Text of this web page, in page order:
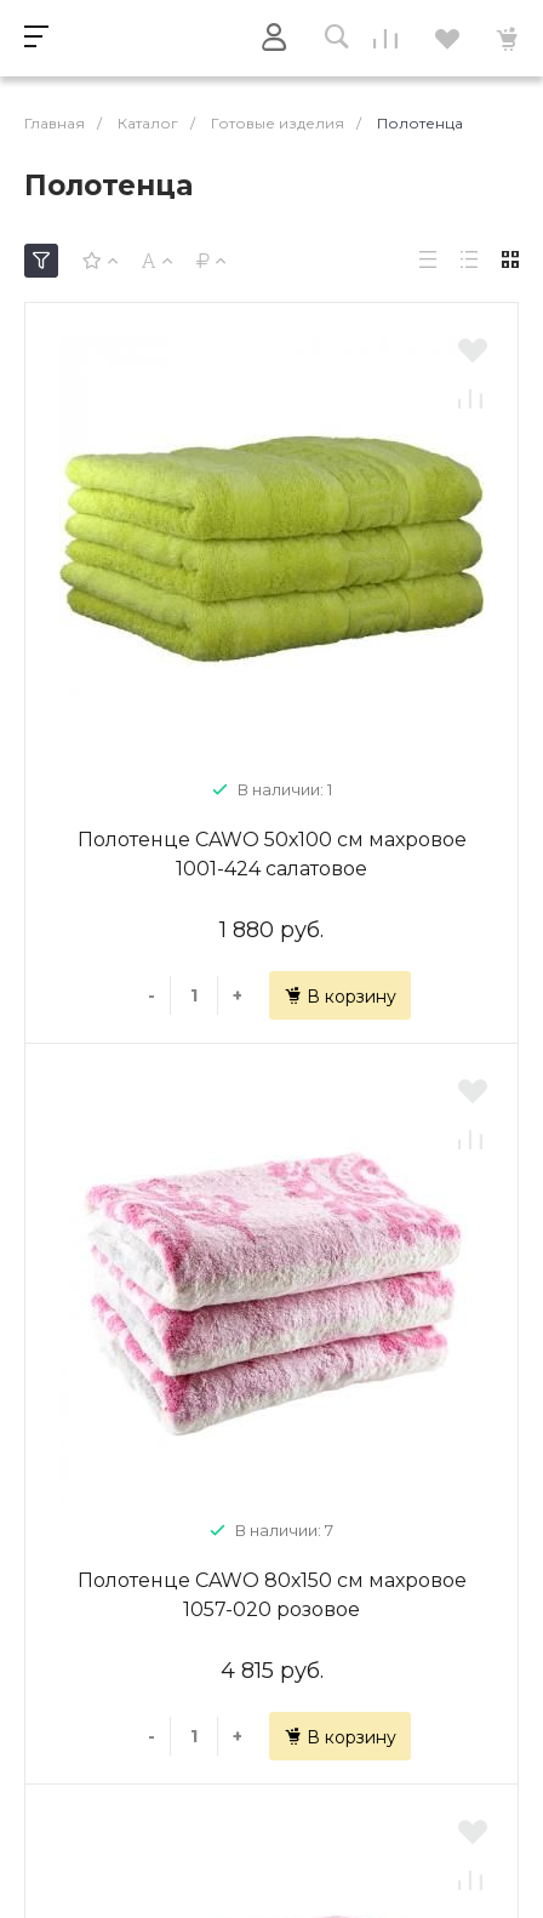
Главная / Каталог / Готовые изделия / Полотенца
Полотенца
В наличии: 1
Полотенце CAWO 50х100 см махровое
1001-424 салатовое
1 880 руб.
- + В корзину
В наличии: 7
Полотенце CAWO 80х150 см махровое
1057-020 розовое
4 815 руб.
- + В корзину